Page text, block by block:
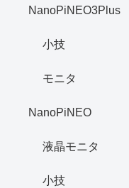
NanoPiNEO3Plus
小技
モニタ
NanoPiNEO
液晶モニタ
小技